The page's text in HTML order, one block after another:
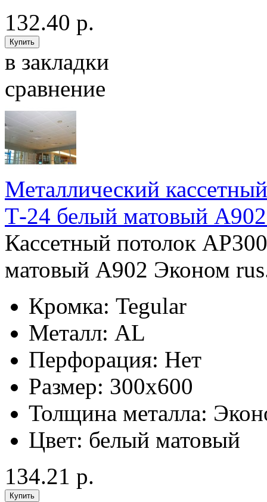
132.40 р.
в закладки
сравнение
Металлический
Т-24 белый матовый
Кассетный потолок
матовый А902 Эконом
Кромка: Tegular
Металл: AL
Перфорация: Нет
Размер: 300x600
Толщина металла:
Цвет: белый матовый
134.21 р.